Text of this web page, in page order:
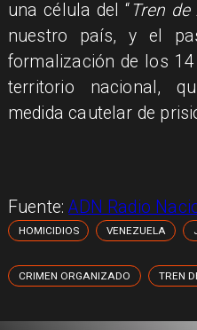
una célula del “Tren de
nuestro país, y el
formalización de los
territorio nacional,
medida cautelar de
Fuente:ADN Radio
HOMICIDIOS VENEZUELA
CRIMEN ORGANIZADO TREN